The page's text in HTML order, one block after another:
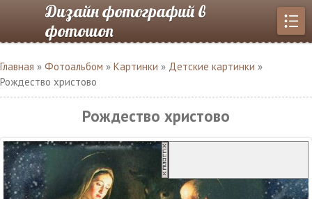
Дизайн фотографий в
фотошоп
Главная » Фотоальбом » Картинки » Детские картинки »
Рождество христово
Рождество христово